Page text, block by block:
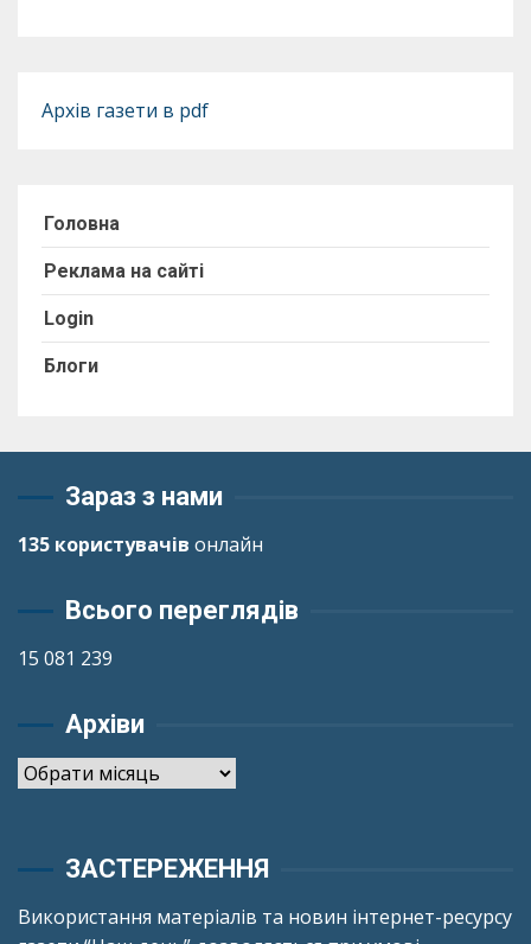
Архів газети в pdf
Головна
Реклама на сайті
Login
Блоги
Зараз з нами
135 користувачів онлайн
Всього переглядів
15 081 239
Архіви
Архіви
ЗАСТЕРЕЖЕННЯ
Використання матеріалів та новин інтернет-ресурсу